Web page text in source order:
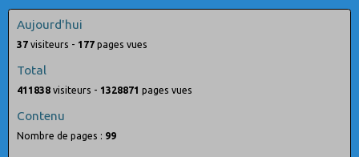
Aujourd'hui
37 visiteurs - 177 pages vues
Total
411838 visiteurs - 1328871 pages vues
Contenu
Nombre de pages : 99